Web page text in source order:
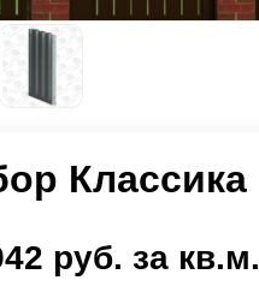
Классика
руб. за кв.м.